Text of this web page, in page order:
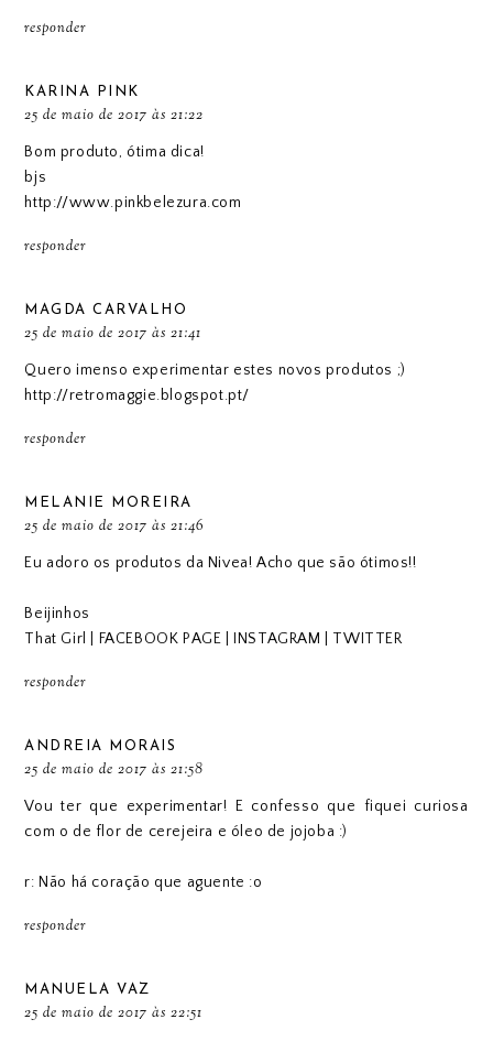
responder
KARINA PINK
25 de maio de 2017 às 21:22
Bom produto, ótima dica!
bjs
http://www.pinkbelezura.com
responder
MAGDA CARVALHO
25 de maio de 2017 às 21:41
Quero imenso experimentar estes novos produtos ;)
http://retromaggie.blogspot.pt/
responder
MELANIE MOREIRA
25 de maio de 2017 às 21:46
Eu adoro os produtos da Nivea! Acho que são ótimos!!
Beijinhos
That Girl
FACEBOOK PAGE INSTAGRAM TWITTER
responder
ANDREIA MORAIS
25 de maio de 2017 às 21:58
Vou ter que experimentar! E confesso que fiquei curiosa
com o de flor de cerejeira e óleo de jojoba :)
r: Não há coração que aguente :o
responder
MANUELA VAZ
25 de maio de 2017 às 22:51